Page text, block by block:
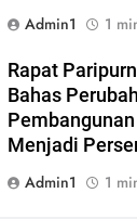
Admin1
1
Rapat
Bahas
Menjadi
Admin1
1